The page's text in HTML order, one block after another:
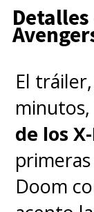
El
minutos,
de los
Doom